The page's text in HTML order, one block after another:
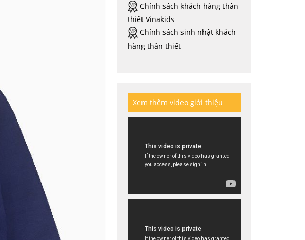
Chính sách khách hàng thân
thiết Vinakids
Chính sách sinh nhật khách
hàng thân thiết
Xem thêm video giới thiệu